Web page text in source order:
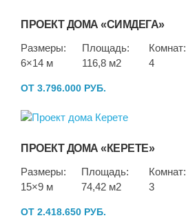
ПРОЕКТ ДОМА «СИМДЕГА»
Размеры:
6×14 м
Площадь:
116,8 м2
Комнат:
4
ОТ 3.796.000 РУБ.
ПРОЕКТ ДОМА «КЕРЕТЕ»
Размеры:
15×9 м
Площадь:
74,42 м2
Комнат:
3
ОТ 2.418.650 РУБ.